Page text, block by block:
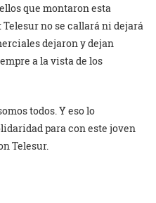
que montaron esta
no se callará ni dejará
dejaron y dejan
a la vista de los
todos. Y eso lo
para con este joven
Telesur.